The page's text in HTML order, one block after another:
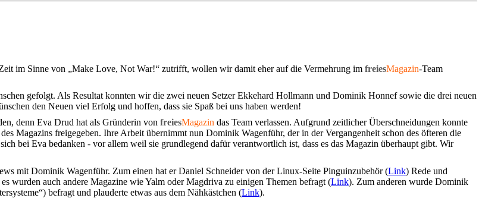
im Sinne von „Make Love, Not War!“ zutrifft, wollen wir damit eher auf die Vermehrung im freiesMagazin-Team
gefolgt. Als Resultat konnten wir die zwei neuen Setzer Ekkehard Hollmann und Dominik Honnef sowie die drei neuen
den Neuen viel Erfolg und hoffen, dass sie Spaß bei uns haben werden!
denn Eva Drud hat als Gründerin von freiesMagazin das Team verlassen. Aufgrund zeitlicher Überschneidungen konnte
Magazins freigegeben. Ihre Arbeit übernimmt nun Dominik Wagenführ, der in der Vergangenheit schon des öfteren die
bei Eva bedanken - vor allem weil sie grundlegend dafür verantwortlich ist, dass es das Magazin überhaupt gibt. Wir
mit Dominik Wagenführ. Zum einen hat er Daniel Schneider von der Linux-Seite Pinguinzubehör (Link) Rede und
wurden auch andere Magazine wie Yalm oder Magdriva zu einigen Themen befragt (Link). Zum anderen wurde Dominik
befragt und plauderte etwas aus dem Nähkästchen (Link).